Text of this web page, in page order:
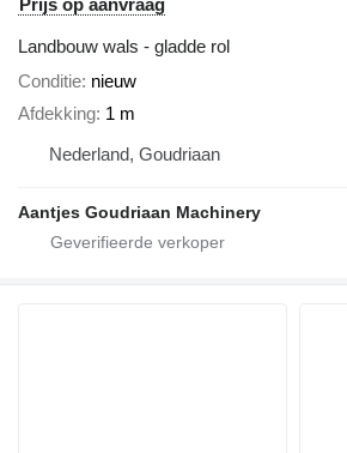
Prijs op aanvraag
Landbouw wals - gladde rol
Conditie nieuw
Afdekking 1 m
Nederland, Goudriaan
Aantjes Goudriaan Machinery